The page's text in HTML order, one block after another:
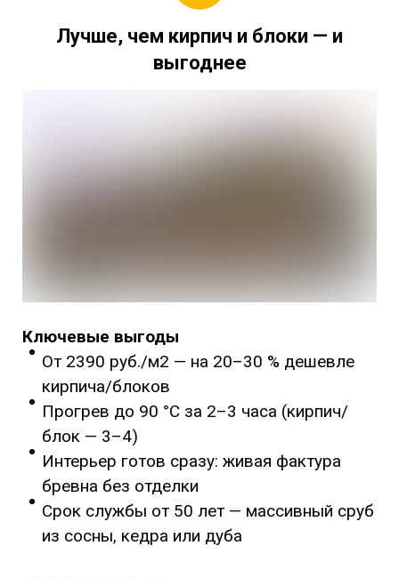
Лучше, чем кирпич и блоки — и
выгоднее
Ключевые выгоды
От 2390 руб./м2 — на 20–30 % дешевле
кирпича/блоков
Прогрев до 90 °C за 2–3 часа (кирпич/
блок — 3–4)
Интерьер готов сразу: живая фактура
бревна без отделки
Срок службы от 50 лет — массивный сруб
из сосны, кедра или дуба